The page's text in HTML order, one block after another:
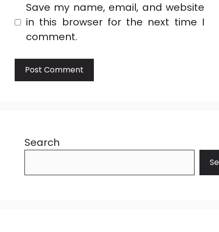
Save my name, email, and website
in this browser for the next time I
comment.
Search